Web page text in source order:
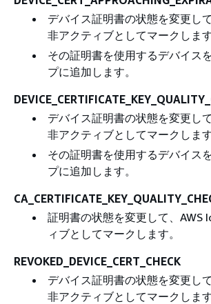
デバイス証明書の状態を変更し
非アクティブとしてマークします
その証明書を使用するデバイス
プに追加します。
デバイス証明書の状態を変更し
非アクティブとしてマークします
その証明書を使用するデバイス
プに追加します。
証明書の状態を変更して、AWS
ィブとしてマークします。
REVOKED_DEVICE_CERT_CHECK
デバイス証明書の状態を変更し
非アクティブとしてマークします